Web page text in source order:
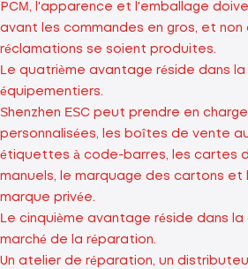
PCM, l'apparence et l'emballage
avant les commandes en gros, et non
réclamations se soient produites.
Le quatrième avantage réside dans
équipementiers.
Shenzhen ESC peut prendre en
personnalisées, les boîtes de vente
étiquettes à code-barres, les cartes
manuels, le marquage des cartons et
marque privée.
Le cinquième avantage réside dans la
marché de la réparation.
Un atelier de réparation, un